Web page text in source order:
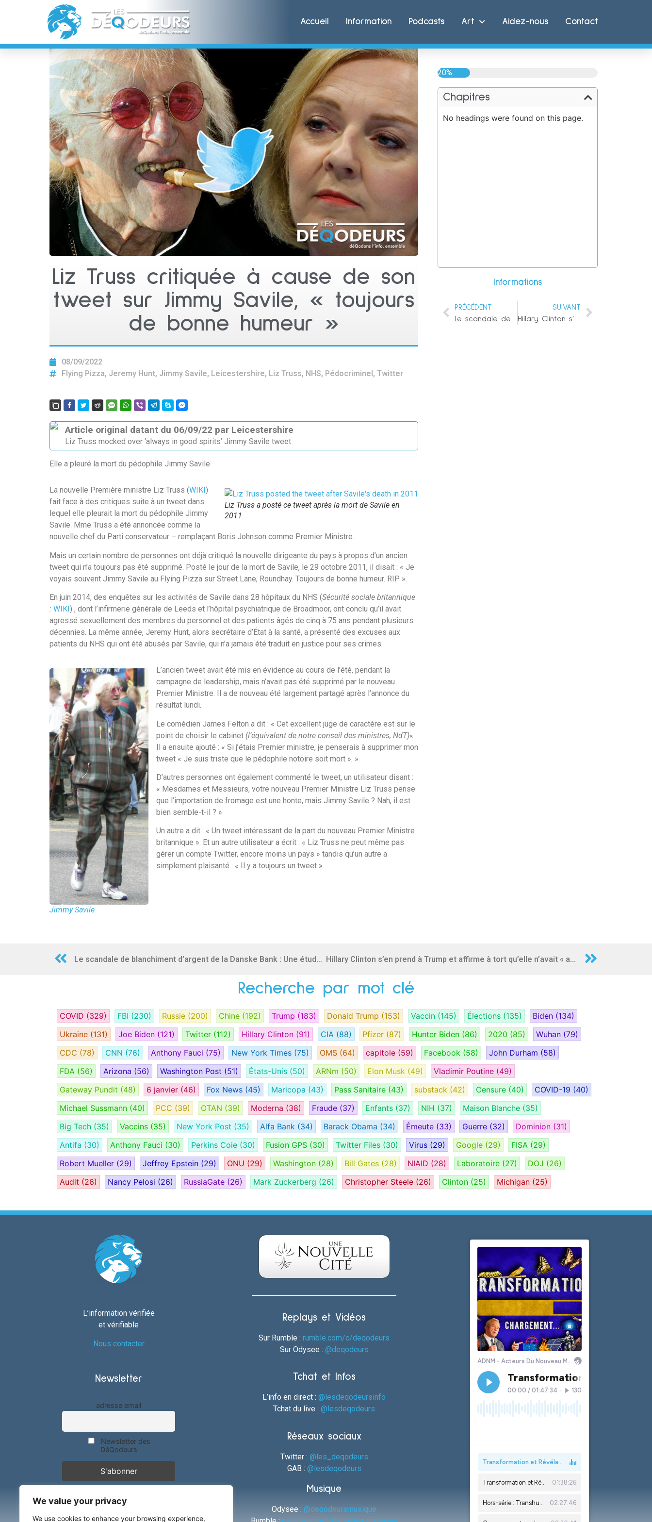
We value your privacy
We use cookies to enhance your browsing experience,
Accueil Information Podcasts Art Aidez-nous Contact
Liz Truss critiquée à cause de son
tweet sur Jimmy Savile, « toujours
de bonne humeur »
08/09/2022
Flying Pizza, Jeremy Hunt, Jimmy Savile, Leicestershire, Liz Truss, NHS, Pédocriminel , Twitter
Article original datant du 06/09/22 par Leicestershire
Liz Truss mocked over ‘always in good spirits’ Jimmy Savile tweet
Elle a pleuré la mort du pédophile Jimmy Savile
Liz Truss a posté ce tweet après la mort de Savile en
2011
La nouvelle Première ministre Liz Truss (WIKI )
fait face à des critiques suite à un tweet dans
lequel elle pleurait la mort du pédophile Jimmy
Savile. Mme Truss a été annoncée comme la
nouvelle chef du Parti conservateur – remplaçant Boris Johnson comme Premier Ministre.
Mais un certain nombre de personnes ont déjà critiqué la nouvelle dirigeante du pays à propos d’un ancien
tweet qui n’a toujours pas été supprimé. Posté le jour de la mort de Savile, le 29 octobre 2011, il disait : « Je
voyais souvent Jimmy Savile au Flying Pizza sur Street Lane, Roundhay. Toujours de bonne humeur. RIP ».
En juin 2014, des enquêtes sur les activités de Savile dans 28 hôpitaux du NHS (Sécurité sociale britannique
: WIKI ) , dont l’infirmerie générale de Leeds et l’hôpital psychiatrique de Broadmoor, ont conclu qu’il avait
agressé sexuellement des membres du personnel et des patients âgés de cinq à 75 ans pendant plusieurs
décennies. La même année, Jeremy Hunt, alors secrétaire d’État à la santé, a présenté des excuses aux
patients du NHS qui ont été abusés par Savile, qui n’a jamais été traduit en justice pour ses crimes.
Jimmy Savile
L’ancien tweet avait été mis en évidence au cours de l’été, pendant la
campagne de leadership, mais n’avait pas été supprimé par le nouveau
Premier Ministre. Il a de nouveau été largement partagé après l’annonce du
résultat lundi.
Le comédien James Felton a dit : « Cet excellent juge de caractère est sur le
point de choisir le cabinet (l’équivalent de notre conseil des ministres, NdT)« .
Il a ensuite ajouté : « Si j’étais Premier ministre, je penserais à supprimer mon
tweet « Je suis triste que le pédophile notoire soit mort ». »
D’autres personnes ont également commenté le tweet, un utilisateur disant :
« Mesdames et Messieurs, votre nouveau Premier Ministre Liz Truss pense
que l’importation de fromage est une honte, mais Jimmy Savile ? Nah, il est
bien semble-t-il ? »
Un autre a dit : « Un tweet intéressant de la part du nouveau Premier Ministre
britannique ». Et un autre utilisateur a écrit : « Liz Truss ne peut même pas
gérer un compte Twitter, encore moins un pays » tandis qu’un autre a
simplement plaisanté : « Il y a toujours un tweet ».
20%
Chapitres
No headings were found on this page.
Informations
PRÉCÉDENT
SUIVANT
Le scandale de blanchiment d’argent de la Danske Bank : Une étude de cas Hillary Clinton s’en prend à Trump et affirme à tort qu’elle n’avait « aucun » courriel classifié sur son serveur privé
Recherche par mot clé
COVID (329) FBI (230) Russie (200) Chine (192) Trump (183) Donald Trump (153) Vaccin (145) Élections (135) Biden (134)
Ukraine (131) Joe Biden (121) Twitter (112) Hillary Clinton (91) CIA (88) Pfizer (87) Hunter Biden (86) 2020 (85) Wuhan (79)
CDC (78) CNN (76) Anthony Fauci (75) New York Times (75) OMS (64) capitole (59) Facebook (58) John Durham (58)
FDA (56) Arizona (56) Washington Post (51) États-Unis (50) ARNm (50) Elon Musk (49) Vladimir Poutine (49)
Gateway Pundit (48) 6 janvier (46) Fox News (45) Maricopa (43) Pass Sanitaire (43) substack (42) Censure (40) COVID-19 (40)
Michael Sussmann (40) PCC (39) OTAN (39) Moderna (38) Fraude (37) Enfants (37) NIH (37) Maison Blanche (35)
Big Tech (35) Vaccins (35) New York Post (35) Alfa Bank (34) Barack Obama (34) Émeute (33) Guerre (32) Dominion (31)
Antifa (30) Anthony Fauci (30) Perkins Coie (30) Fusion GPS (30) Twitter Files (30) Virus (29) Google (29) FISA (29)
Robert Mueller (29) Jeffrey Epstein (29) ONU (29) Washington (28) Bill Gates (28) NIAID (28) Laboratoire (27) DOJ (26)
Audit (26) Nancy Pelosi (26) RussiaGate (26) Mark Zuckerberg (26) Christopher Steele (26) Clinton (25) Michigan (25)
L’information vérifiée
et vérifiable
Nous contacter
Newsletter
adresse email
Newsletter des
DéQodeurs
Replays et Vidéos
Sur Rumble :rumble.com/c/deqodeurs
Sur Odysee : @deqodeurs
Tchat et Infos
L’info en direct :@lesdeqodeursinfo
Tchat du live :@lesdeqodeurs
Réseaux sociaux
Twitter : @les_deqodeurs
GAB : @lesdeqodeurs
Musique
Odysee :@deqodeursmusique